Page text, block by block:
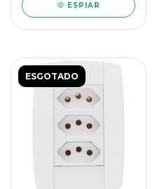
ESPIAR
ESGOTADO